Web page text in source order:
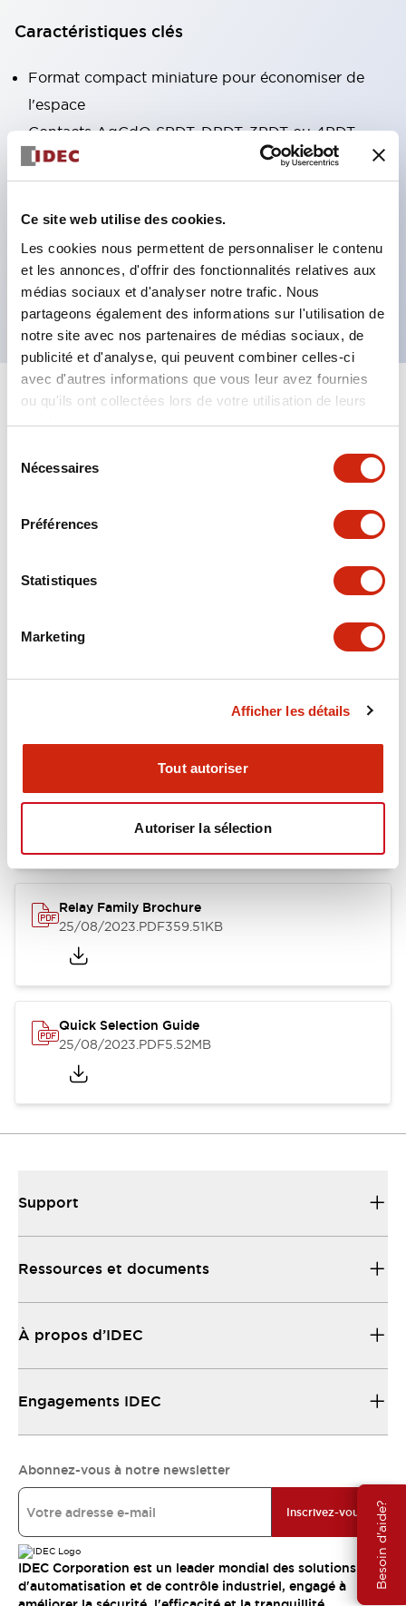
Ce site web utilise des cookies.
Les cookies nous permettent de personnaliser le contenu
et les annonces, d'offrir des fonctionnalités relatives aux
médias sociaux et d'analyser notre trafic. Nous
partageons également des informations sur l'utilisation de
notre site avec nos partenaires de médias sociaux, de
publicité et d'analyse, qui peuvent combiner celles-ci
avec d'autres informations que vous leur avez fournies
ou qu'ils ont collectées lors de votre utilisation de leurs
services.
Nécessaires
Préférences
Statistiques
Marketing
Afficher les détails
Tout autoriser
Autoriser la sélection
Besoin d'aide?
Caractéristiques clés
Format compact miniature pour économiser de
l'espace
Contacts AgCdO SPDT, DPDT, 3PDT ou 4PDT
Haute capacité de commutation (10A)
Choix de bornes enfichables ou de type PCB
Options comprenant un voyant lumineux et un
bouton de vérification
Options de montage incluant montage supérieur,
socle DIN ou socle de montage sur panneau
Spécifications Tout développer
Documents et fichiers
Approbations Et Normes
RH Series Power Relays
12/05/2026.PDF450.14KB
Relay Family Brochure
25/08/2023.PDF359.51KB
Quick Selection Guide
25/08/2023.PDF5.52MB
Support
Ressources et documents
À propos d’IDEC
Engagements IDEC
Abonnez-vous à notre newsletter
Inscrivez-vous
IDEC Corporation est un leader mondial des solutions
d'automatisation et de contrôle industriel, engagé à